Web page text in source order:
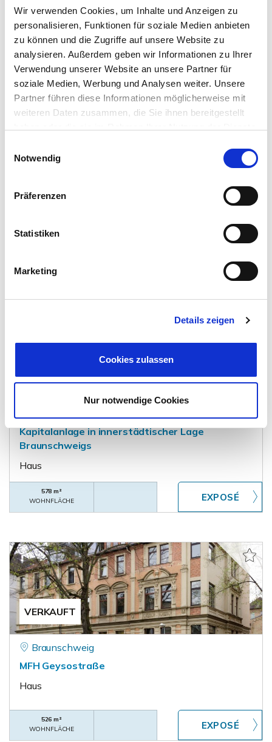
Wir verwenden Cookies, um Inhalte und Anzeigen zu
personalisieren, Funktionen für soziale Medien anbieten
zu können und die Zugriffe auf unsere Website zu
analysieren. Außerdem geben wir Informationen zu Ihrer
Verwendung unserer Website an unsere Partner für
soziale Medien, Werbung und Analysen weiter. Unsere
Partner führen diese Informationen möglicherweise mit
weiteren Daten zusammen, die Sie ihnen bereitgestellt
Notwendig
Präferenzen
Statistiken
Marketing
Details zeigen
Cookies zulassen
Nur notwendige Cookies
150 m²
6
275.000,- € VERKAUFT
Wolfenbüttel - Stadtgebiet
bahnhofsnaher Stadtlage
VERKAUFT
Braunschweig - Innenstadt
Gut vermietetes Mehrfamilienhaus zur
Kapitalanlage in innerstädtischer Lage
Braunschweigs
Haus
578 m²
WOHNFLÄCHE
VERKAUFT
Braunschweig
MFH Geysostraße
Haus
526 m²
WOHNFLÄCHE